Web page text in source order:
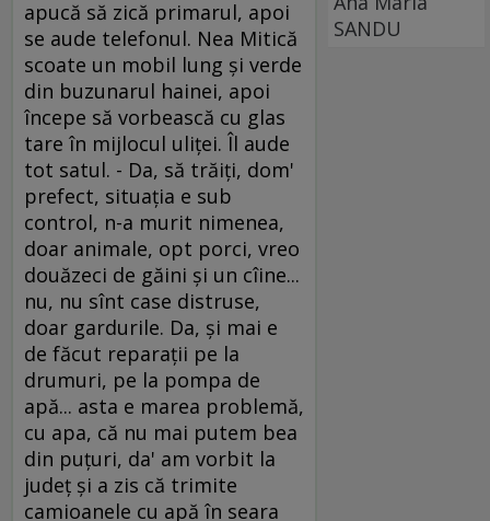
apucă să zică primarul, apoi
se aude telefonul. Nea Mitică
scoate un mobil lung şi verde
din buzunarul hainei, apoi
începe să vorbească cu glas
tare în mijlocul uliţei. Îl aude
tot satul. - Da, să trăiţi, dom'
prefect, situaţia e sub
control, n-a murit nimenea,
doar animale, opt porci, vreo
douăzeci de găini şi un cîine...
nu, nu sînt case distruse,
doar gardurile. Da, şi mai e
de făcut reparaţii pe la
drumuri, pe la pompa de
apă... asta e marea problemă,
cu apa, că nu mai putem bea
din puţuri, da' am vorbit la
judeţ şi a zis că trimite
camioanele cu apă în seara
SANDU